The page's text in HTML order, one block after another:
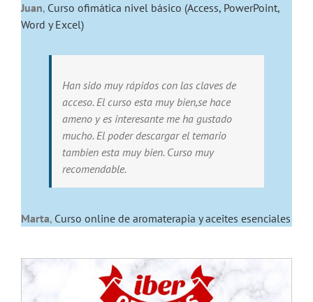
Juan, Curso ofimática nivel básico (Access, PowerPoint,
Word y Excel)
Han sido muy rápidos con las claves de
acceso. El curso esta muy bien,se hace
ameno y es interesante me ha gustado
mucho. El poder descargar el temario
tambien esta muy bien. Curso muy
recomendable.
Marta, Curso online de aromaterapia y aceites esenciales